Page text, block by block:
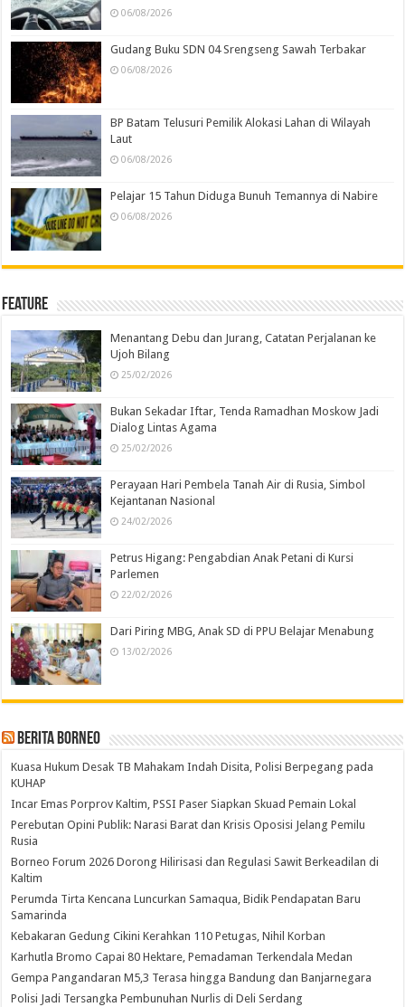
06/08/2026
Gudang Buku SDN 04 Srengseng Sawah Terbakar
06/08/2026
BP Batam Telusuri Pemilik Alokasi Lahan di Wilayah
Laut
06/08/2026
Pelajar 15 Tahun Diduga Bunuh Temannya di Nabire
06/08/2026
Feature
Menantang Debu dan Jurang, Catatan Perjalanan ke
Ujoh Bilang
25/02/2026
Bukan Sekadar Iftar, Tenda Ramadhan Moskow Jadi
Dialog Lintas Agama
25/02/2026
Perayaan Hari Pembela Tanah Air di Rusia, Simbol
Kejantanan Nasional
24/02/2026
Petrus Higang: Pengabdian Anak Petani di Kursi
Parlemen
22/02/2026
Dari Piring MBG, Anak SD di PPU Belajar Menabung
13/02/2026
Berita Borneo
Kuasa Hukum Desak TB Mahakam Indah Disita, Polisi Berpegang pada
KUHAP
Incar Emas Porprov Kaltim, PSSI Paser Siapkan Skuad Pemain Lokal
Perebutan Opini Publik: Narasi Barat dan Krisis Oposisi Jelang Pemilu
Rusia
Borneo Forum 2026 Dorong Hilirisasi dan Regulasi Sawit Berkeadilan di
Kaltim
Perumda Tirta Kencana Luncurkan Samaqua, Bidik Pendapatan Baru
Samarinda
Kebakaran Gedung Cikini Kerahkan 110 Petugas, Nihil Korban
Karhutla Bromo Capai 80 Hektare, Pemadaman Terkendala Medan
Gempa Pangandaran M5,3 Terasa hingga Bandung dan Banjarnegara
Polisi Jadi Tersangka Pembunuhan Nurlis di Deli Serdang